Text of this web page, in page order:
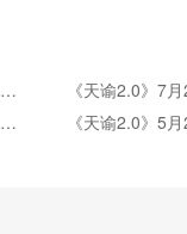
《天谕2.0》7月30日周版本更新维护内容公告
《天谕2.0》5月28日周版本更新维护内容公告